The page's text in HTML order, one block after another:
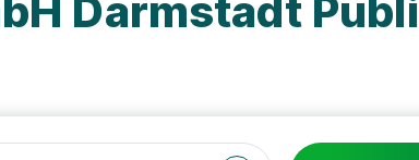
Darmstadt